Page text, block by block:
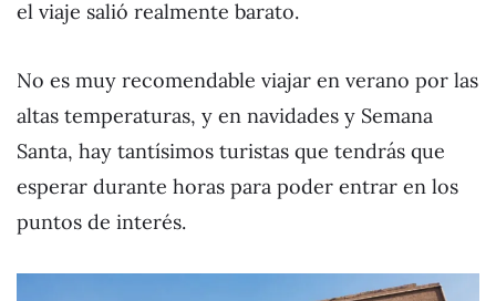
el viaje salió realmente barato.
No es muy recomendable viajar en verano por las
altas temperaturas, y en navidades y Semana
Santa, hay tantísimos turistas que tendrás que
esperar durante horas para poder entrar en los
puntos de interés.